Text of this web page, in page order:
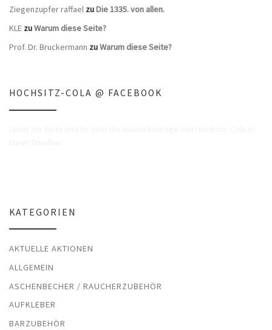
Ziegenzupfer raffael zuDie 1335. von allen.
KLE zuWarum diese Seite?
Prof. Dr. Bruckermann zuWarum diese Seite?
HOCHSITZ-COLA @ FACEBOOK
KATEGORIEN
AKTUELLE AKTIONEN
ALLGEMEIN
ASCHENBECHER / RAUCHERZUBEHÖR
AUFKLEBER
BARZUBEHÖR